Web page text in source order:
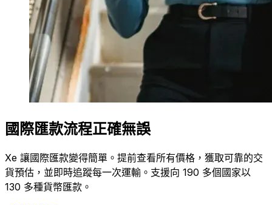
國際匯款流程正確無誤
Xe 讓國際匯款變得簡單。提前查看所有價格，獲取可靠的交
貨預估，並即時追蹤每一次運輸。支援向 190 多個國家以
130 多種貨幣匯款。